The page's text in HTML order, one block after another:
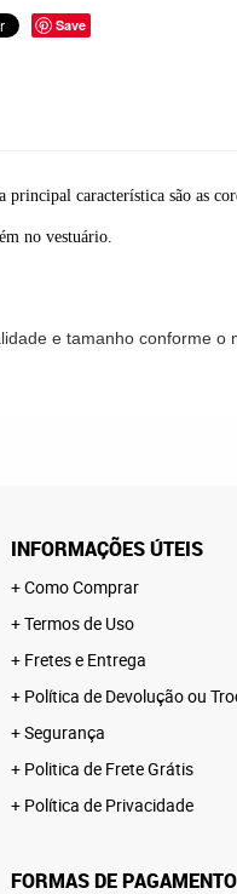
Save
característica são as
no vestuário.
e tamanho conforme o
INFORMAÇÕES ÚTEIS
Como Comprar
Termos de Uso
Fretes e Entrega
Política de Devolução ou
Segurança
Politica de Frete Grátis
Política de Privacidade
FORMAS DE PAGAMENTO